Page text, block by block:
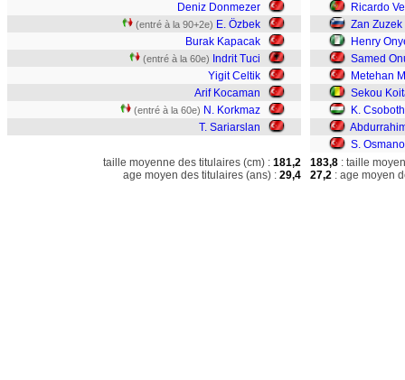
Deniz Donmezer
(entré à la 90+2e) E. Özbek
Burak Kapacak
(entré à la 60e) Indrit Tuci
Yigit Celtik
Arif Kocaman
(entré à la 60e) N. Korkmaz
T. Sariarslan
Ricardo
Zan Zuzek
Henry
Samed
Metehan
Sekou
K. Csoboth
S.
taille moyenne des titulaires (cm) : 181,2
age moyen des titulaires (ans) : 29,4
183,8 : taille
27,2 : age moyen